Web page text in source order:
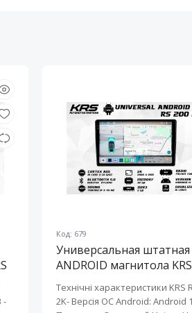
​-
Код: 679
Универсальная штатная
ANDROID магнитола KRS
Технічні характеристики KRS
2K- Версія ОС Android: Android